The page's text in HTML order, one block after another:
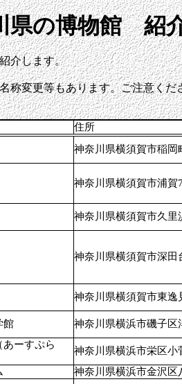
博物館 紹
介します。
称変更等もあります。ご注意くだ
住所
神奈川県横須賀市稲岡
神奈川県横須賀市浦賀
神奈川県横須賀市久里
神奈川県横須賀市深田
神奈川県横須賀市東逸
館
神奈川県横浜市磯子区
ーすぷら
神奈川県横浜市栄区小
神奈川県横浜市金沢区